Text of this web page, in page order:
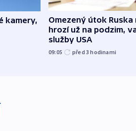
kamery,
Omezený útok Ruska
hrozí už na podzim,
služby USA
09:05 před 3hodinami